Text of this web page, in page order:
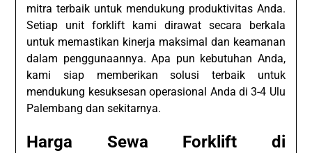
mitra terbaik untuk mendukung produktivitas Anda.
Setiap unit forklift kami dirawat secara berkala
untuk memastikan kinerja maksimal dan keamanan
dalam penggunaannya. Apa pun kebutuhan Anda,
kami siap memberikan solusi terbaik untuk
mendukung kesuksesan operasional Anda di 3-4 Ulu
Palembang dan sekitarnya.
Harga Sewa Forklift di